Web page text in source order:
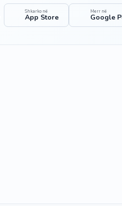
Shkarko në
App Store
Merr në
Google